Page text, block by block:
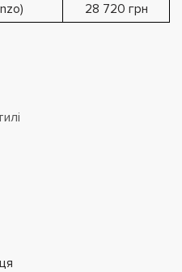
28 720 грн